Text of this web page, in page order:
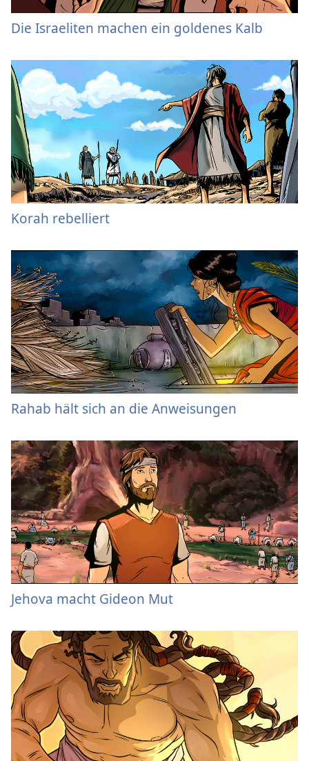
Die Israeliten machen ein goldenes Kalb
Korah rebelliert
Rahab hält sich an die Anweisungen
Jehova macht Gideon Mut